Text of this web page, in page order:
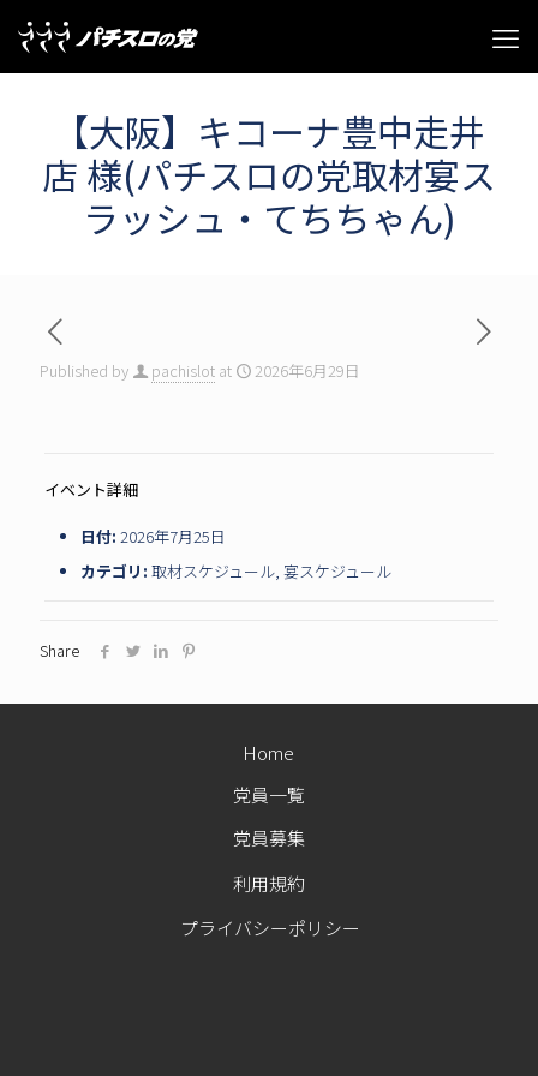
【大阪】キコーナ豊中走井
店 様(パチスロの党取材宴ス
ラッシュ・てちちゃん)
Published by pachislot at 2026年6月29日
イベント詳細
日付: 2026年7月25日
カテゴリ: 取材スケジュール, 宴スケジュール
Share
党員一覧
党員募集
利用規約
Home
プライバシーポリシー